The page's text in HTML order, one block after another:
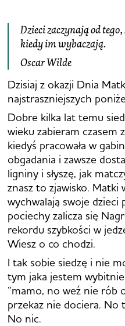
Dzieci zaczy­nają od
kiedy im wy­baczają.
Oscar Wilde
Dzisiaj z okazji Dnia
najstraszniejszych
Dobre kilka lat temu
wieku zabieram czasem
kiedyś pracowała w
obgadania i zawsze
ligniny i słyszę, jak
znasz to zjawisko.
wychwalają swoje
pociechy zalicza się
rekordu szybkości w
Wiesz o co chodzi.
I tak sobie siedzę i nie
tym jaka jestem
“mamo, no weź nie rób
przekaz nie dociera. No
No nic.